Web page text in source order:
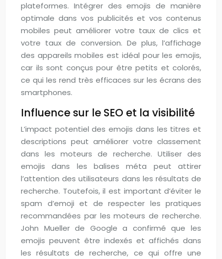
plateformes. Intégrer des emojis de manière
optimale dans vos publicités et vos contenus
mobiles peut améliorer votre taux de clics et
votre taux de conversion. De plus, l’affichage
des appareils mobiles est idéal pour les emojis,
car ils sont conçus pour être petits et colorés,
ce qui les rend très efficaces sur les écrans des
smartphones.
Influence sur le SEO et la visibilité
L’impact potentiel des emojis dans les titres et
descriptions peut améliorer votre classement
dans les moteurs de recherche. Utiliser des
emojis dans les balises méta peut attirer
l’attention des utilisateurs dans les résultats de
recherche. Toutefois, il est important d’éviter le
spam d’emoji et de respecter les pratiques
recommandées par les moteurs de recherche.
John Mueller de Google a confirmé que les
emojis peuvent être indexés et affichés dans
les résultats de recherche, ce qui offre une